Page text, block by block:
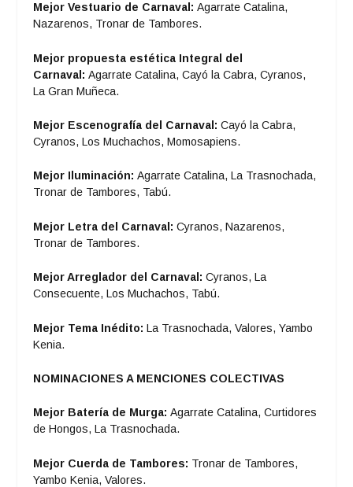
Mejor Vestuario de Carnaval: Agarrate Catalina,
Nazarenos, Tronar de Tambores.
Mejor propuesta estética Integral del
Carnaval: Agarrate Catalina, Cayó la Cabra, Cyranos,
La Gran Muñeca.
Mejor Escenografía del Carnaval: Cayó la Cabra,
Cyranos, Los Muchachos, Momosapiens.
Mejor Iluminación: Agarrate Catalina, La Trasnochada,
Tronar de Tambores, Tabú.
Mejor Letra del Carnaval:Cyranos, Nazarenos,
Tronar de Tambores.
Mejor Arreglador del Carnaval:Cyranos, La
Consecuente, Los Muchachos, Tabú.
Mejor Tema Inédito:La Trasnochada, Valores, Yambo
Kenia.
NOMINACIONES A MENCIONES COLECTIVAS
Mejor Batería de Murga: Agarrate Catalina, Curtidores
de Hongos, La Trasnochada.
Mejor Cuerda de Tambores: Tronar de Tambores,
Yambo Kenia, Valores.